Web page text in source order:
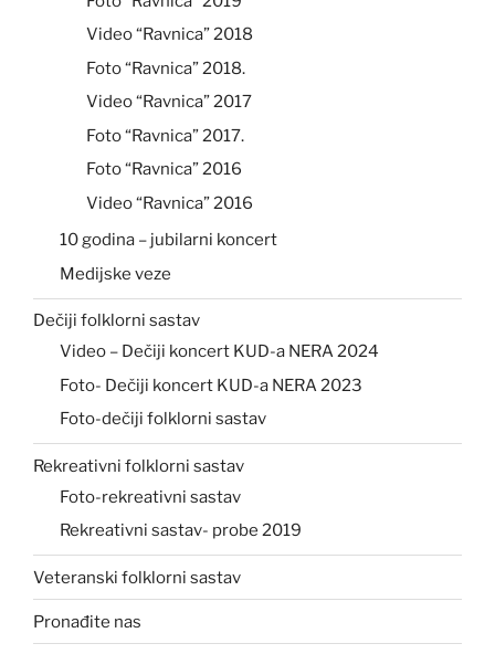
Video “Ravnica” 2018
Foto “Ravnica” 2018.
Video “Ravnica” 2017
Foto “Ravnica” 2017.
Foto “Ravnica” 2016
Video “Ravnica” 2016
10 godina – jubilarni koncert
Medijske veze
Dečiji folklorni sastav
Video – Dečiji koncert KUD-a NERA 2024
Foto- Dečiji koncert KUD-a NERA 2023
Foto-dečiji folklorni sastav
Rekreativni folklorni sastav
Foto-rekreativni sastav
Rekreativni sastav- probe 2019
Veteranski folklorni sastav
Pronađite nas